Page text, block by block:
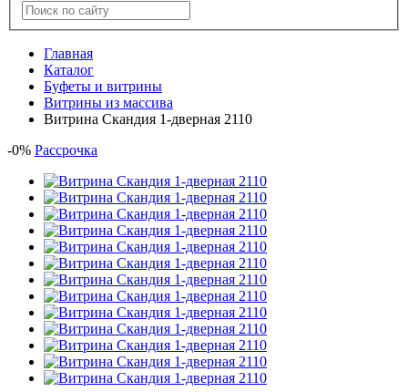
Главная
Каталог
Буфеты и витрины
Витрины из массива
Витрина Скандия 1-дверная 2110
-0% Рассрочка